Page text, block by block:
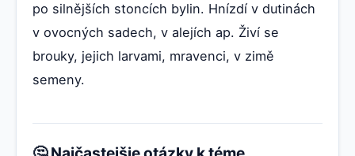
po silnějších stoncích bylin. Hnízdí v dutinách
v ovocných sadech, v alejích ap. Živí se
brouky, jejich larvami, mravenci, v zimě
semeny.